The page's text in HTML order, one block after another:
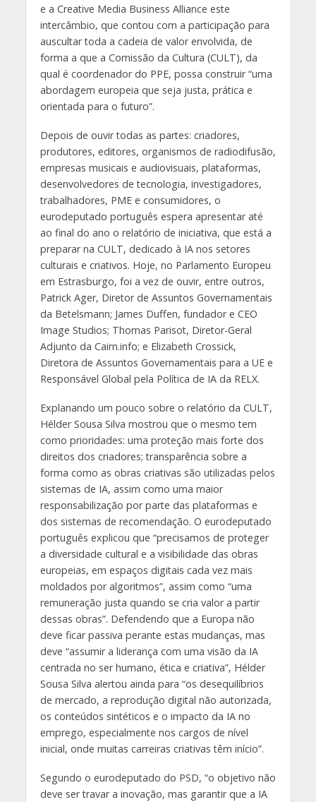
e a Creative Media Business Alliance este
intercâmbio, que contou com a participação para
auscultar toda a cadeia de valor envolvida, de
forma a que a Comissão da Cultura (CULT), da
qual é coordenador do PPE, possa construir “uma
abordagem europeia que seja justa, prática e
orientada para o futuro”.
Depois de ouvir todas as partes: criadores,
produtores, editores, organismos de radiodifusão,
empresas musicais e audiovisuais, plataformas,
desenvolvedores de tecnologia, investigadores,
trabalhadores, PME e consumidores, o
eurodeputado português espera apresentar até
ao final do ano o relatório de iniciativa, que está a
preparar na CULT, dedicado à IA nos setores
culturais e criativos. Hoje, no Parlamento Europeu
em Estrasburgo, foi a vez de ouvir, entre outros,
Patrick Ager, Diretor de Assuntos Governamentais
da Betelsmann; James Duffen, fundador e CEO
Image Studios; Thomas Parisot, Diretor-Geral
Adjunto da Cairn.info; e Elizabeth Crossick,
Diretora de Assuntos Governamentais para a UE e
Responsável Global pela Política de IA da RELX.
Explanando um pouco sobre o relatório da CULT,
Hélder Sousa Silva mostrou que o mesmo tem
como prioridades: uma proteção mais forte dos
direitos dos criadores; transparência sobre a
forma como as obras criativas são utilizadas pelos
sistemas de IA, assim como uma maior
responsabilização por parte das plataformas e
dos sistemas de recomendação. O eurodeputado
português explicou que “precisamos de proteger
a diversidade cultural e a visibilidade das obras
europeias, em espaços digitais cada vez mais
moldados por algoritmos”, assim como “uma
remuneração justa quando se cria valor a partir
dessas obras”. Defendendo que a Europa não
deve ficar passiva perante estas mudanças, mas
deve “assumir a liderança com uma visão da IA
centrada no ser humano, ética e criativa”, Hélder
Sousa Silva alertou ainda para “os desequilíbrios
de mercado, a reprodução digital não autorizada,
os conteúdos sintéticos e o impacto da IA no
emprego, especialmente nos cargos de nível
inicial, onde muitas carreiras criativas têm início”.
Segundo o eurodeputado do PSD, “o objetivo não
deve ser travar a inovação, mas garantir que a IA